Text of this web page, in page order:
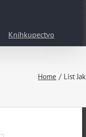
Kníhkupectvo
Home List